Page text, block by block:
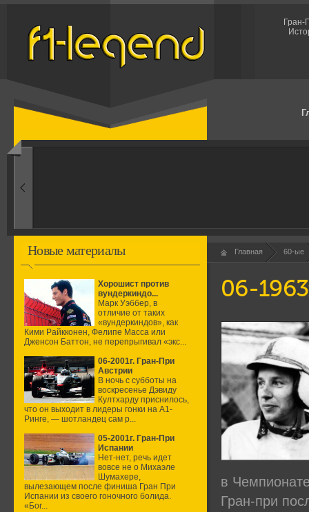
Гран-
1960-ые
Новые материалы
Хорошист против
вундеркиндо...
Марк Уэббер, в
отличие от таких
«вундеркиндов», как
Кими Райкконен, Фелипе Масса или
Дженсон Баттон, не перепрыгивал «экс...
06-2001г. Гран-При
Австрии
В ночь с субботы на
воскресенье Дэвиду
Култхарду приснилось,
что он выходит в лидеры гонки на А1-
Ринге, — шотландец сам р...
05-2001г. Гран-При
Испании
Нет-нет, речь идет
вовсе не о Михаэле
Шумахере,
вылезающем после финиша Гран При
Испании из своего гоночного болида.
«Бог...
Главная 60-ые
06-
в
Гран-при